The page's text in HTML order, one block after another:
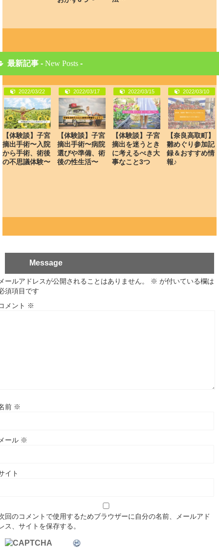
最新記事 - New Posts -
2022/03/22
【体験談】子宮
摘出手術〜入院
から手術、術後
の不思議体験〜
2022/03/17
【体験談】子宮
摘出手術〜病院
選びや準備、術
後の性生活〜
2022/03/15
【体験談】子宮
摘出を迷うとき
に考えるべき大
事なこと3つ
2022/03/10
【奈良高取町】
雛めぐり参加記
録＆おすすめ情
報♪
Message
ールアドレスが公開されることはありません。 ※ が付いている欄は
須項目です
メント ※
前 ※
ール ※
イト
回のコメントで使用するためブラウザーに自分の名前、メールアド
ス、サイトを保存する。